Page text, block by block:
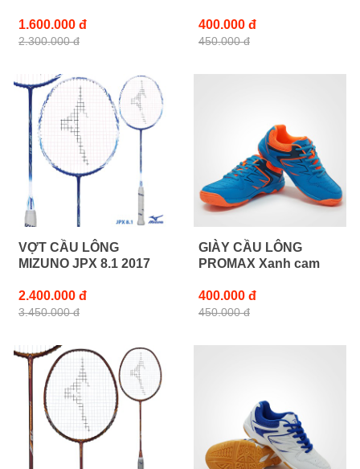
1.600.000 đ
2.300.000 đ
400.000 đ
450.000 đ
VỢT CẦU LÔNG
MIZUNO JPX 8.1 2017
2.400.000 đ
3.450.000 đ
GIÀY CẦU LÔNG
PROMAX Xanh cam
400.000 đ
450.000 đ